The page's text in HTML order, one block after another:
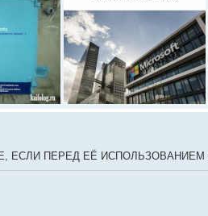
ПЕРЕД ЕЁ ИСПОЛЬЗОВАНИЕМ